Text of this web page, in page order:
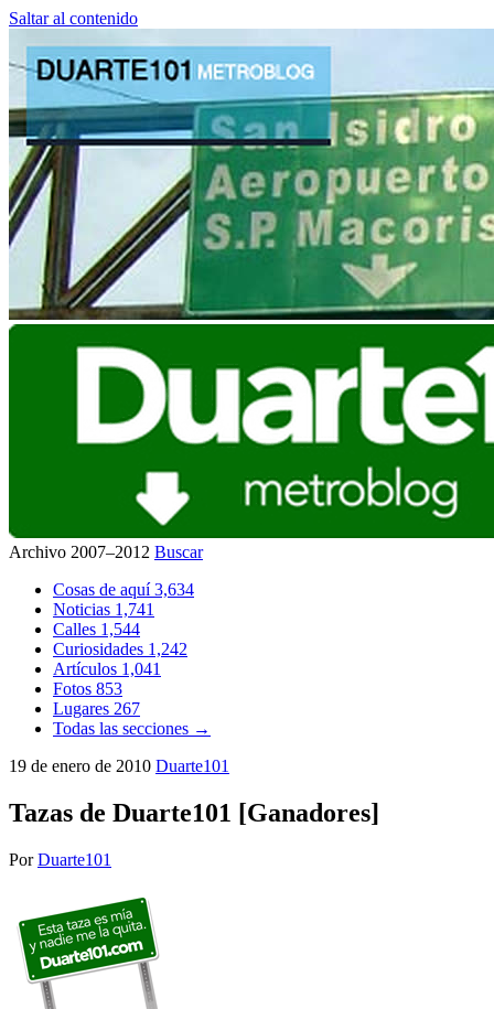
Saltar al contenido
Archivo 2007–2012 Buscar
Cosas de aquí3,634
Noticias 1,741
Calles 1,544
Curiosidades 1,242
Artículos 1,041
Fotos 853
Lugares 267
Todas las secciones →
19 de enero de 2010 Duarte101
Tazas de Duarte101 [Ganadores]
PorDuarte101